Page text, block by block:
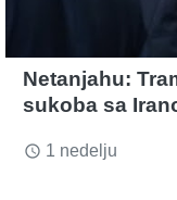
Netanjahu:
sukoba sa
access_time 1 nedelju